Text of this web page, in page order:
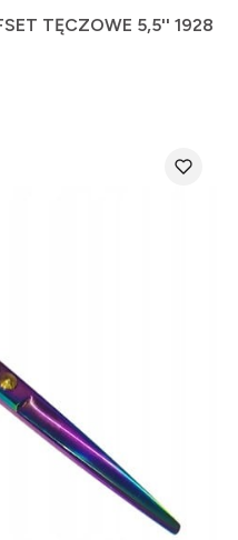
TĘCZOWE 5,5'' 1928